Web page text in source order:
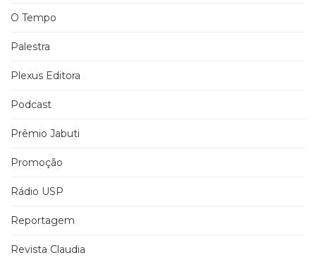
O Tempo
Palestra
Plexus Editora
Podcast
Prêmio Jabuti
Promoção
Rádio USP
Reportagem
Revista Claudia